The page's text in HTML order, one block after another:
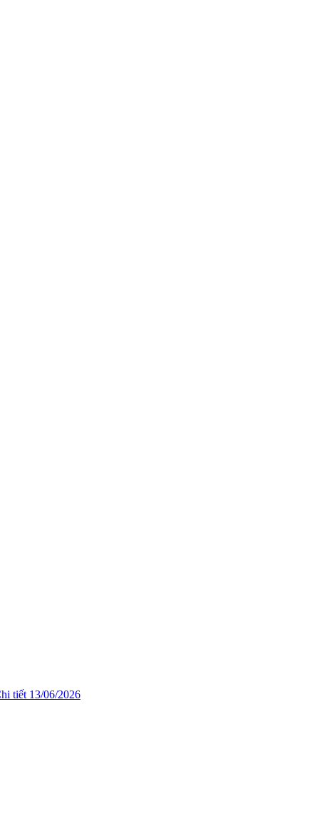
tiết 13/06/2026